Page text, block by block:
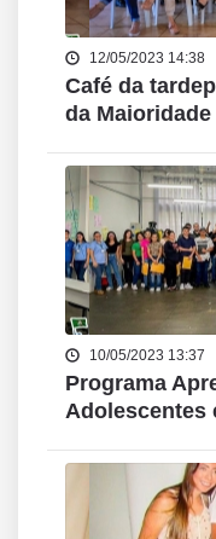
12/05/2023 14:38
Café da
da Maioridade
10/05/2023 13:37
Programa
Adolescentes